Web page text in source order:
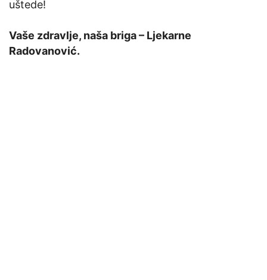
uštede!
Vaše zdravlje, naša briga – Ljekarne
Radovanović.